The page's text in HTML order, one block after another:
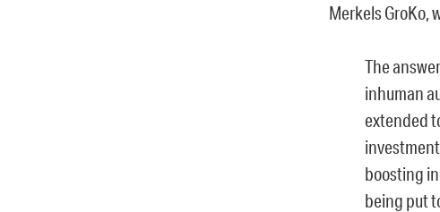
Merkels GroKo,
The
inhuman
extended
boosting
being put